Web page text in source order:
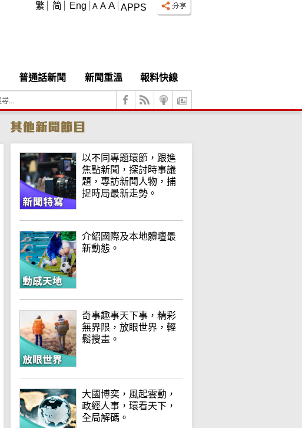
APPS
A A A
繁 简 Eng
普通話新聞 新聞重溫
報料快線
以不同專題環節，跟進
焦點新聞，探討時事議
題，專訪新聞人物，捕
捉時局最新走勢。
介紹國際及本地體壇最
新動態。
奇事趣事天下事，精彩
無界限，放眼世界，輕
鬆搜畫。
大國博奕，風起雲動，
政經人事，環看天下，
全局解碼。